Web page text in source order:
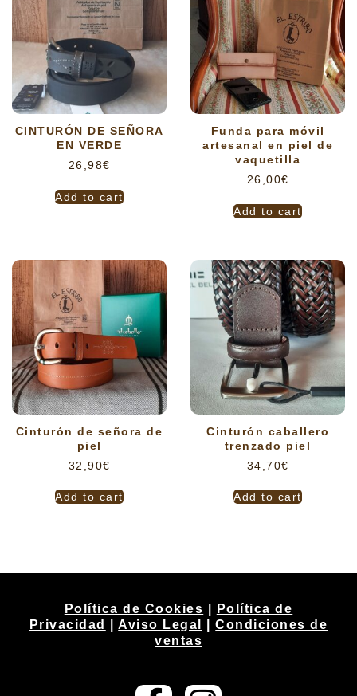
CINTURÓN DE SEÑORA
EN VERDE
26,98€
Add to cart
Funda para móvil
artesanal en piel de
vaquetilla
26,00€
Add to cart
Cinturón de señora de
piel
32,90€
Add to cart
Cinturón caballero
trenzado piel
34,70€
Add to cart
Política de Cookies
Política de
Privacidad
|Aviso Legal |Condiciones de
ventas